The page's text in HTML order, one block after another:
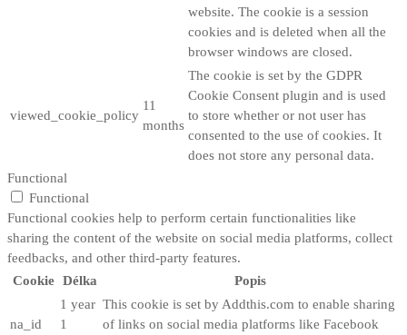
website. The cookie is a session
cookies and is deleted when all the
browser windows are closed.
viewed_cookie_policy
11
months
The cookie is set by the GDPR
Cookie Consent plugin and is used
to store whether or not user has
consented to the use of cookies. It
does not store any personal data.
Functional
Functional
Functional cookies help to perform certain functionalities like
sharing the content of the website on social media platforms, collect
feedbacks, and other third-party features.
Cookie Délka Popis
na_id
1 year
1
This cookie is set by Addthis.com to enable sharing
of links on social media platforms like Facebook